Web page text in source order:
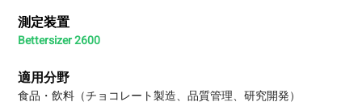
測定装置
Bettersizer 2600
適用分野
食品・飲料（チョコレート製造、品質管理、研究開発）